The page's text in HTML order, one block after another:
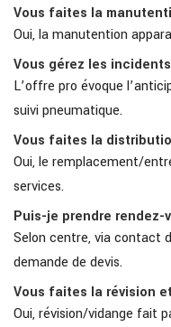
Vous faites la
Oui, la manutention
Vous gérez les
L’offre pro évoque
suivi pneumatique.
Vous faites la
Oui, le remplacement/
services.
Puis-je prendre rendez-
Selon centre, via contact
demande de devis.
Vous faites la révision
Oui, révision/vidange fait